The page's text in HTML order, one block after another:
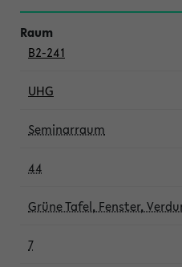
B2-241
UHG
Seminarraum
44
Grüne Tafel, Fenster,
7